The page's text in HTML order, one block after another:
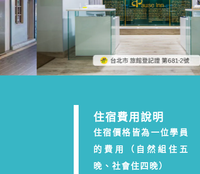
住宿費用說明
住宿價格皆為一位學員
的費用（自然組住五
晚、社會住四晚）